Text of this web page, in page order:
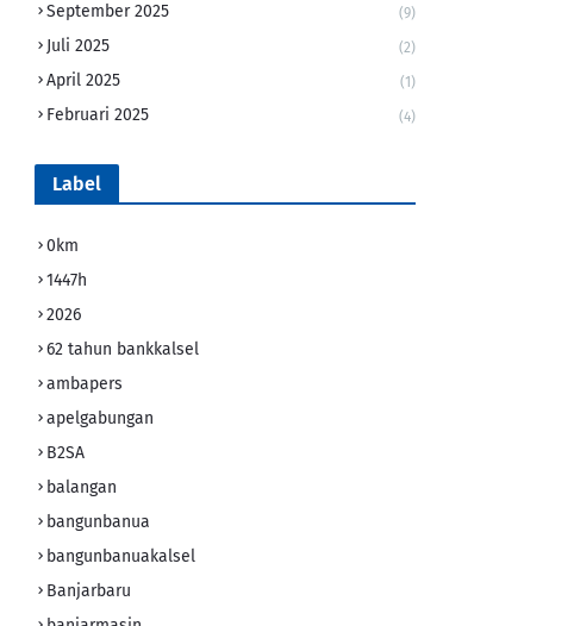
September 2025 (9)
Juli 2025 (2)
April 2025 (1)
Februari 2025 (4)
Label
0km
1447h
2026
62 tahun bankkalsel
ambapers
apelgabungan
B2SA
balangan
bangunbanua
bangunbanuakalsel
Banjarbaru